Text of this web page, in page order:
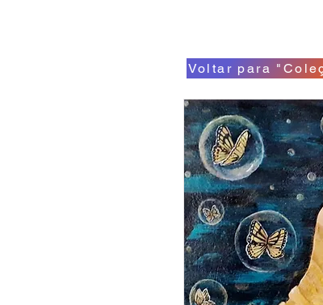
Voltar para